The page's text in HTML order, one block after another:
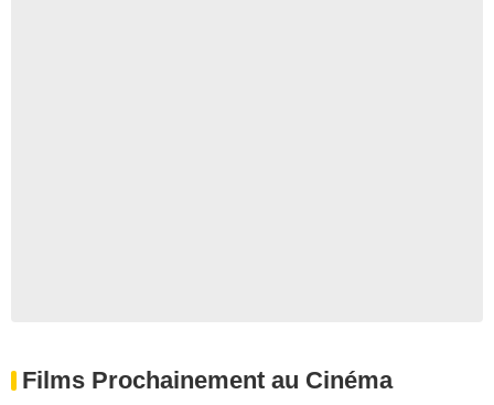
Films Prochainement au Cinéma